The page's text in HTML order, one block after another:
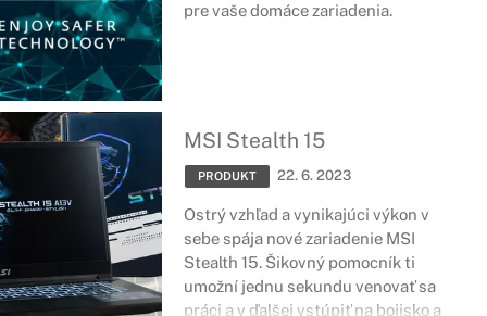
pre vaše domáce zariadenia.
MSI Stealth 15
PRODUKT 22. 6. 2023
Ostrý vzhľad a vynikajúci výkon v
sebe spája nové zariadenie MSI
Stealth 15. Šikovný pomocník ti
umožní jednu sekundu venovať sa
práci a v ďalšej vstúpiť na bojisko a